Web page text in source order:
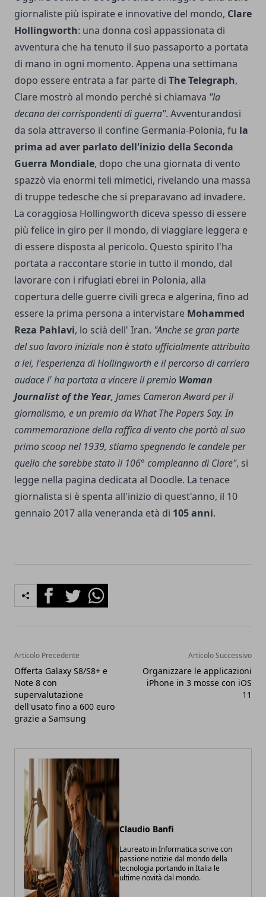
giornaliste più ispirate e innovative del mondo, Clare
Hollingworth: una donna così appassionata di
avventura che ha tenuto il suo passaporto a portata
di mano in ogni momento. Appena una settimana
dopo essere entrata a far parte di The Telegraph,
Clare mostrò al mondo perché si chiamava "la
decana dei corrispondenti di guerra". Avventurandosi
da sola attraverso il confine Germania-Polonia, fu la
prima ad aver parlato dell'inizio della Seconda
Guerra Mondiale, dopo che una giornata di vento
spazzò via enormi teli mimetici, rivelando una massa
di truppe tedesche che si preparavano ad invadere.
La coraggiosa Hollingworth diceva spesso di essere
più felice in giro per il mondo, di viaggiare leggera e
di essere disposta al pericolo. Questo spirito l'ha
portata a raccontare storie in tutto il mondo, dal
lavorare con i rifugiati ebrei in Polonia, alla
copertura delle guerre civili greca e algerina, fino ad
essere la prima persona a intervistare Mohammed
Reza Pahlavi, lo scià dell' Iran. "Anche se gran parte
del suo lavoro iniziale non è stato ufficialmente attribuito
a lei, l'esperienza di Hollingworth e il percorso di carriera
audace l' ha portata a vincere il premio Woman
Journalist of the Year, James Cameron Award per il
giornalismo, e un premio da What The Papers Say. In
commemorazione della raffica di vento che portò al suo
primo scoop nel 1939, stiamo spegnendo le candele per
quello che sarebbe stato il 106° compleanno di Clare", si
legge nella pagina dedicata al Doodle. La tenace
giornalista si è spenta all'inizio di quest'anno, il 10
gennaio 2017 alla veneranda età di 105 anni.
FacebookTwitterWhatsapp
Articolo Precedente
Offerta Galaxy S8/S8+ e
Note 8 con
supervalutazione
dell'usato fino a 600 euro
grazie a Samsung
Articolo Successivo
Organizzare le applicazioni
iPhone in 3 mosse con iOS
11
Claudio Banfi
Laureato in Informatica scrive con
passione notizie dal mondo della
tecnologia portando in Italia le
ultime novità dal mondo.